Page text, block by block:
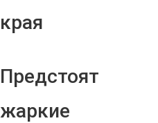
края
Предстоят
жаркие